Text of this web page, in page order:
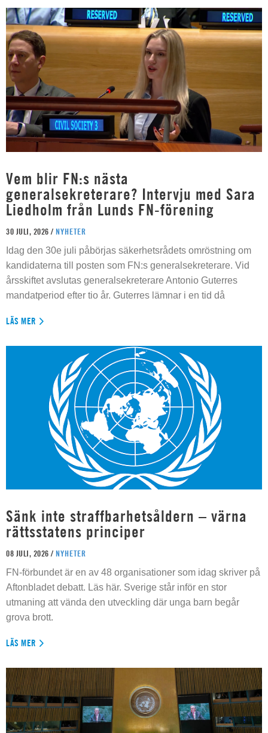
Vem blir FN:s nästa
generalsekreterare? Intervju med Sara
Liedholm från Lunds FN-förening
30 JULI, 2026 / NYHETER
Idag den 30e juli påbörjas säkerhetsrådets omröstning om
kandidaterna till posten som FN:s generalsekreterare. Vid
årsskiftet avslutas generalsekreterare Antonio Guterres
mandatperiod efter tio år. Guterres lämnar i en tid då
LÄS MER
Sänk inte straffbarhetsåldern – värna
rättsstatens principer
08 JULI, 2026 / NYHETER
FN-förbundet är en av 48 organisationer som idag skriver på
Aftonbladet debatt. Läs här. Sverige står inför en stor
utmaning att vända den utveckling där unga barn begår
grova brott.
LÄS MER